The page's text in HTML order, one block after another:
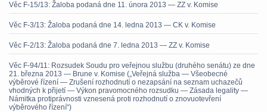
Věc F-15/13: Žaloba podaná dne 11. února 2013 — ZZ v. Komise
Věc F-3/13: Žaloba podaná dne 14. ledna 2013 — CK v. Komise
Věc F-2/13: Žaloba podaná dne 7. ledna 2013 — ZZ v. Komise
Věc F-94/11: Rozsudek Soudu pro veřejnou službu (druhého senátu) ze dne
21. března 2013 — Brune v. Komise („Veřejná služba — Všeobecné
výběrové řízení — Zrušení rozhodnutí o nezapsání na seznam uchazečů
vhodných k přijetí — Výkon pravomocného rozsudku — Zásada legality —
Námitka protiprávnosti vznesená proti rozhodnutí o znovuotevření
výběrového řízení“)